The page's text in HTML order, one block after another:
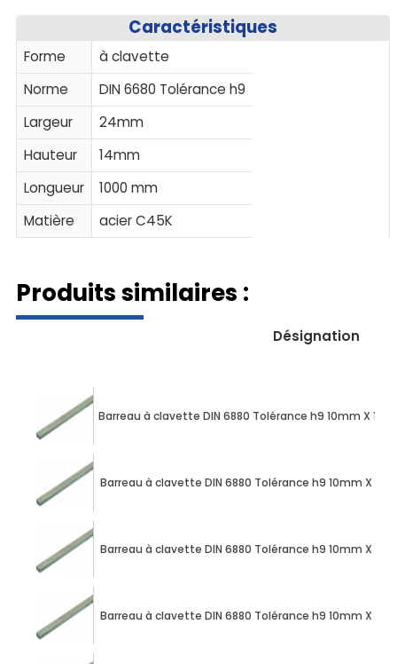
Caractéristiques
Forme
à clavette
Norme
DIN 6680 Tolérance h9
Largeur
24mm
Hauteur
14mm
Longueur
1000 mm
Matière
acier C45K
Produits similaires :
Désignation
Barreau à clavette DIN 6880 Tolérance h9 10mm X
Barreau à clavette DIN 6880 Tolérance h9 10mm X
Barreau à clavette DIN 6880 Tolérance h9 10mm X
Barreau à clavette DIN 6880 Tolérance h9 10mm X